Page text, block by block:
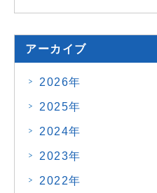
アーカイブ
2026年
2025年
2024年
2023年
2022年